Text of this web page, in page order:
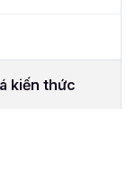
kiến thức